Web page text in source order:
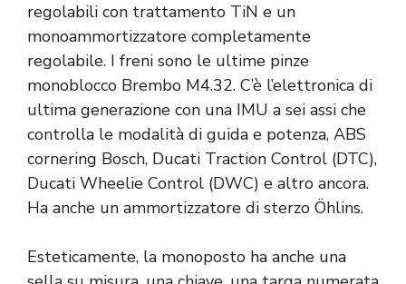
regolabili con trattamento TiN e un
monoammortizzatore completamente
regolabile. I freni sono le ultime pinze
monoblocco Brembo M4.32. C’è l’elettronica di
ultima generazione con una IMU a sei assi che
controlla le modalità di guida e potenza, ABS
cornering Bosch, Ducati Traction Control (DTC),
Ducati Wheelie Control (DWC) e altro ancora.
Ha anche un ammortizzatore di sterzo Öhlins.
Esteticamente, la monoposto ha anche una